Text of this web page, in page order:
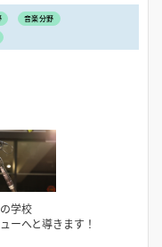
音楽分野
学校
ーへと導きます！